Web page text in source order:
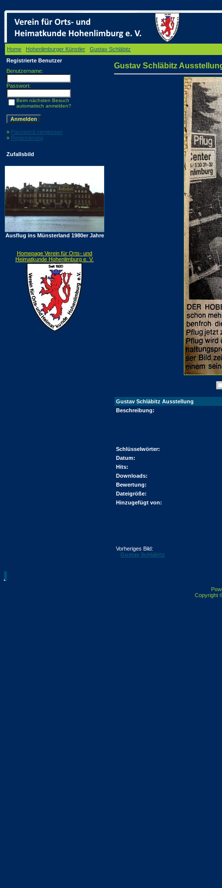
Home Hohenlimburger Künstler Gustav Schläbitz
Registrierte Benutzer
Benutzername:
Passwort:
Beim nächsten Besuch
automatisch anmelden?
» Password vergessen
» Registrierung
Zufallsbild
Ausflug ins Münsterland 1980er Jahre
Homepage Verein für Orts- und
Heimatkunde Hohenlimburg e. V.
Gustav Schläbitz
Gustav Schläbitz Ausstellung
Beschreibung:
Schlüsselwörter:
Datum:
Hits:
Downloads:
Bewertung:
Dateigröße:
Hinzugefügt von:
Vorheriges Bild:
Gustav Schläbitz
Copyright